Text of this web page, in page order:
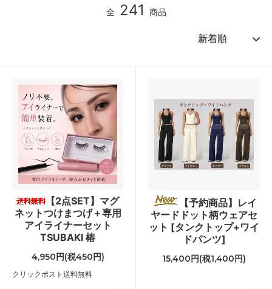
全 241 商品
【2点SET】マグ
ネットつけまつげ＋専用
アイライナーセット
TSUBAKI 椿
4,950円(税450円)
クリックポスト送料無料
【予約商品】レイ
ヤードドット柄ウェアセ
ット [タンクトップ+ワイ
ドパンツ]
15,400円(税1,400円)